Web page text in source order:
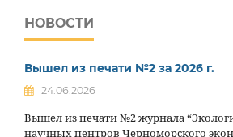
НОВОСТИ
Вышел из печати №2 за 2026 г.
24.06.2026
Вышел из печати №2 журнала
научных центров Черноморского